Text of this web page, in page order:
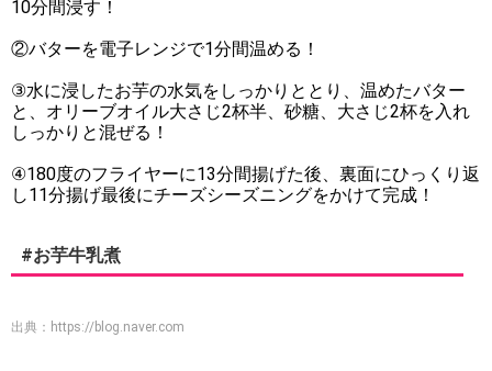
10分間浸す！
②バターを電子レンジで1分間温める！
③水に浸したお芋の水気をしっかりととり、温めたバター
と、オリーブオイル大さじ2杯半、砂糖、大さじ2杯を入れ
しっかりと混ぜる！
④180度のフライヤーに13分間揚げた後、裏面にひっくり返
し11分揚げ最後にチーズシーズニングをかけて完成！
#お芋牛乳煮
出典： https://blog.naver.com